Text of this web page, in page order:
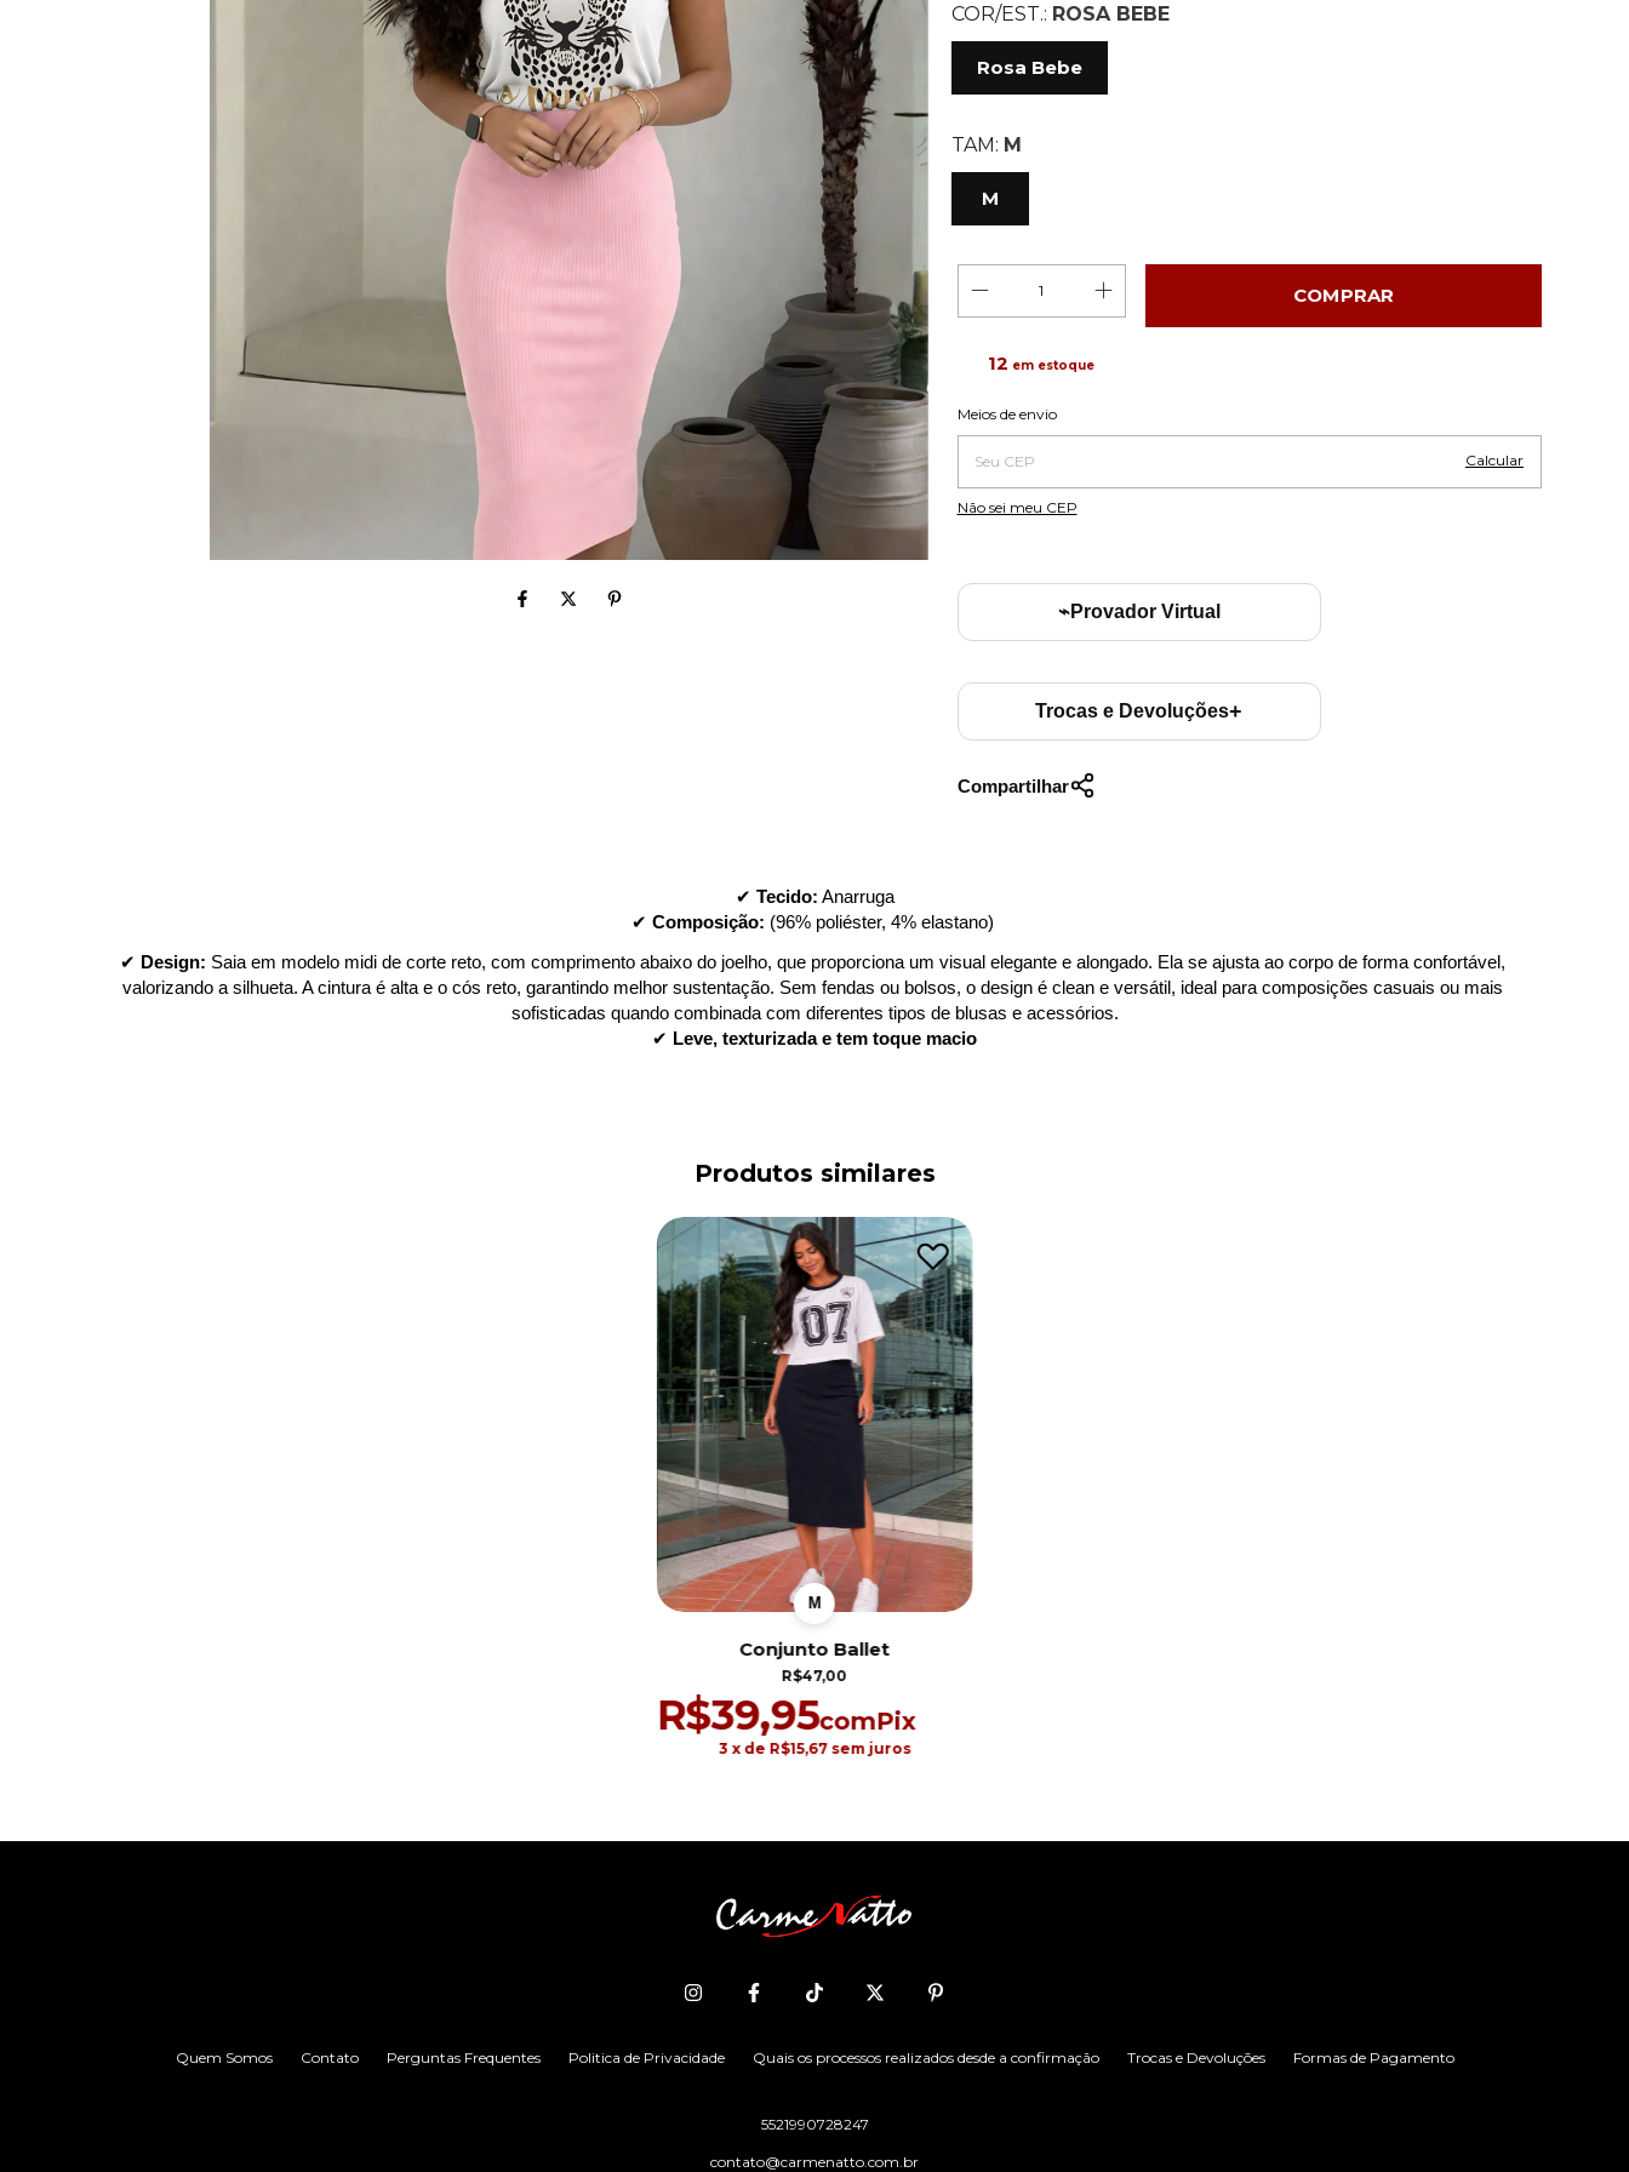
COR/EST.: ROSA BEBE
Rosa Bebe
TAM: M
M
12 em estoque
Entregas para o CEP:
Meios de envio
Calcular
Não sei meu CEP
⌁Provador Virtual
Trocas e Devoluções+
Compartilhar
✔ Tecido: Anarruga
✔ Composição: (96% poliéster, 4% elastano)
✔ Design: Saia em modelo midi de corte reto, com comprimento abaixo do joelho, que proporciona um visual elegante e alongado. Ela se ajusta ao corpo de forma confortável,
valorizando a silhueta. A cintura é alta e o cós reto, garantindo melhor sustentação. Sem fendas ou bolsos, o design é clean e versátil, ideal para composições casuais ou mais
sofisticadas quando combinada com diferentes tipos de blusas e acessórios.
✔ Leve, texturizada e tem toque macio
Produtos similares
M
Conjunto Ballet
R$47,00
R$39,95comPix
3 x de R$15,67 sem juros
Quem Somos Contato Perguntas Frequentes Politica de Privacidade Quais os processos realizados desde a confirmação Trocas e Devoluções Formas de Pagamento
5521990728247
contato@carmenatto.com.br